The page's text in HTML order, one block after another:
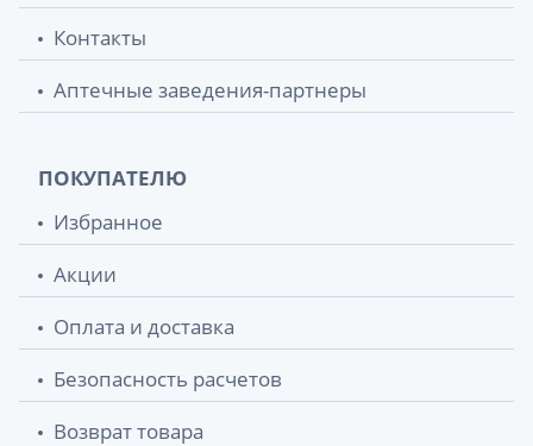
Контакты
Аптечные заведения-партнеры
ПОКУПАТЕЛЮ
Избранное
Акции
Оплата и доставка
Безопасность расчетов
Возврат товара